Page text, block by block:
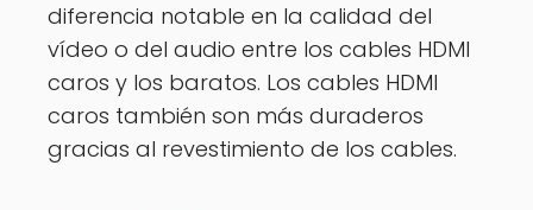
diferencia notable en la calidad del
vídeo o del audio entre los cables HDMI
caros y los baratos. Los cables HDMI
caros también son más duraderos
gracias al revestimiento de los cables.